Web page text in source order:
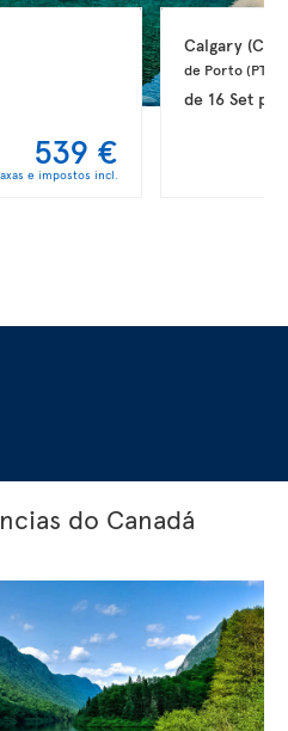
539 €
e impostos incl.
Calgary (CA)
de Porto (PT)
de 16 Set
do Canadá